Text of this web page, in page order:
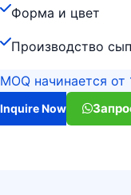
Форма и цвет
Производство
MOQ начинается от
Inquire Now